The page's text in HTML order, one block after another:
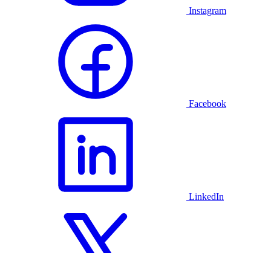
Instagram
Facebook
LinkedIn